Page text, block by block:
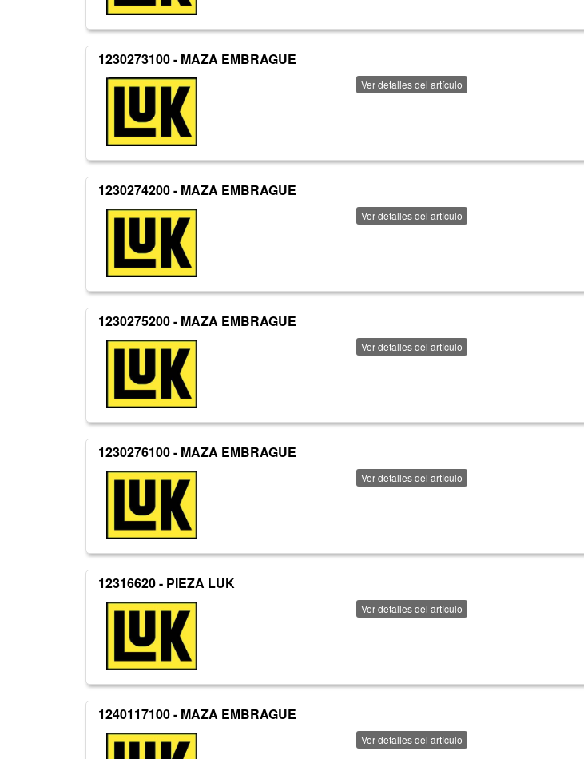
1230273100 - MAZA EMBRAGUE
Ver detalles del artículo
1230274200 - MAZA EMBRAGUE
Ver detalles del artículo
1230275200 - MAZA EMBRAGUE
Ver detalles del artículo
1230276100 - MAZA EMBRAGUE
Ver detalles del artículo
12316620 - PIEZA LUK
Ver detalles del artículo
1240117100 - MAZA EMBRAGUE
Ver detalles del artículo